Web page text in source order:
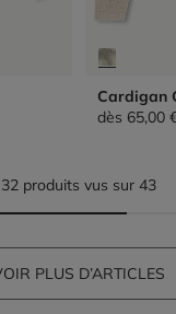
Cardigan
dès 65,00
32 produits vus sur 43
PLUS D’ARTICLES